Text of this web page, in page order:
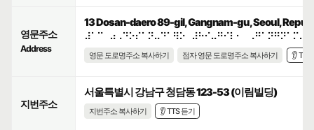
영문주소
Address
13 Dosan-daero 89-gil, Gangnam-gu, Seoul,
영문 도로명주소 복사하기 점자 영문 도로명주소 복사하기 👂 TTS
지번주소
서울특별시 강남구 청담동 123-53 (이림빌딩)
지번주소 복사하기 👂 TTS 듣기